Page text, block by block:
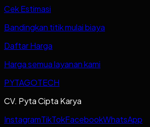
Cek Estimasi
Bandingkan titik mulai biaya
Daftar Harga
Harga semua layanan kami
PYTAGOTECH
CV. Pyta Cipta Karya
InstagramTikTokFacebookWhatsApp